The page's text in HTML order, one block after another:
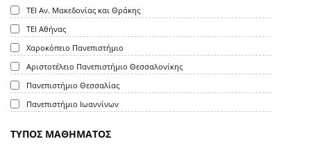
ΤΕΙ Αν. Μακεδονίας και Θράκης
ΤΕΙ Αθήνας
Χαροκόπειο Πανεπιστήμιο
Αριστοτέλειο Πανεπιστήμιο Θεσσαλονίκης
Πανεπιστήμιο Θεσσαλίας
Πανεπιστήμιο Ιωαννίνων
ΤΥΠΟΣ ΜΑΘΗΜΑΤΟΣ